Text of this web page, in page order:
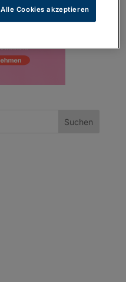
Alle Cookies akzeptieren